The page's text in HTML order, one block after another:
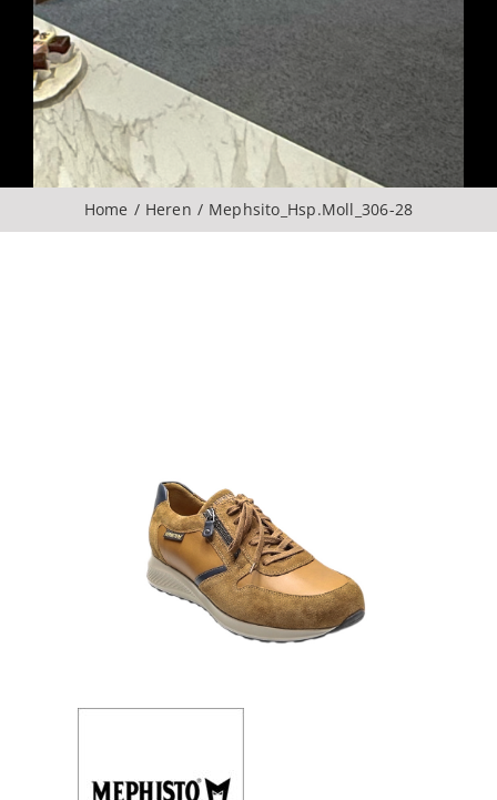
Over ons
CONTACT
Home Heren Mephsito_Hsp.Moll_306-28